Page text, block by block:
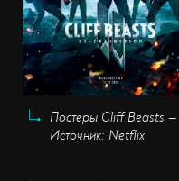
Постеры Cliff Beasts
Источник: Netflix